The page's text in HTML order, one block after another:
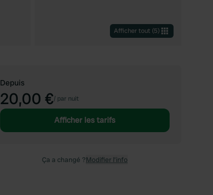
Afficher tout (5)
Depuis
20,00 €/ par nuit
Afficher les tarifs
Ça a changé ?Modifier l’info